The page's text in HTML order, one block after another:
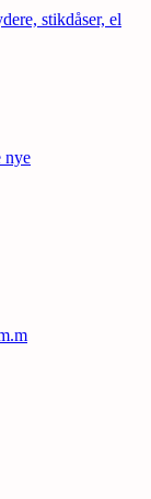
stikdåser, el
nye